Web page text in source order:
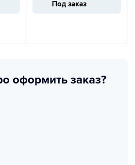
Под заказ
оформить заказ?